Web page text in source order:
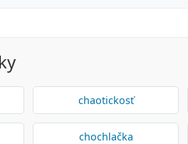
chaotickosť
chochlačka